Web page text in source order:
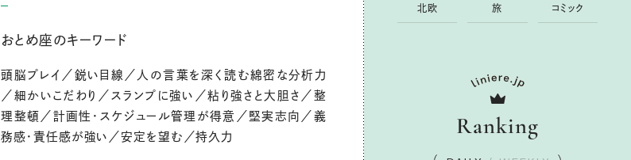
おとめ座のキーワード
頭脳プレイ／鋭い目線／人の言葉を深く読む綿密な分析力
／細かいこだわり／スランプに強い／粘り強さと大胆さ／整
理整頓／計画性・スケジュール管理が得意／堅実志向／義
務感・責任感が強い／安定を望む／持久力
北欧 旅 コ ミ ック
Ranking